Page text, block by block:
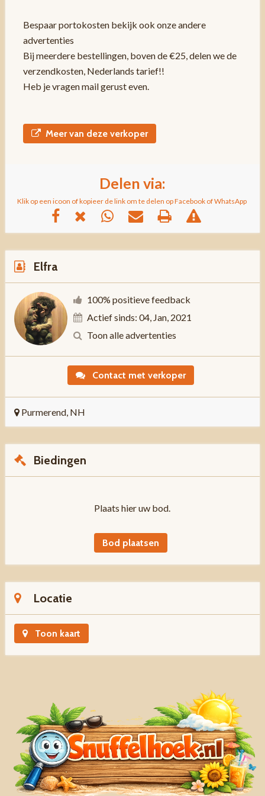
Bespaar portokosten bekijk ook onze andere
advertenties
Bij meerdere bestellingen, boven de €25, delen we de
verzendkosten, Nederlands tarief!!
Heb je vragen mail gerust even.
Meer van deze verkoper
Delen via:
Klik op een icoon of kopieer de link om te delen op Facebook of WhatsApp
Elfra
100% positieve feedback
Actief sinds: 04, Jan, 2021
Toon alle advertenties
Contact met verkoper
Purmerend, NH
Biedingen
Plaats hier uw bod.
Bod plaatsen
Locatie
Toon kaart